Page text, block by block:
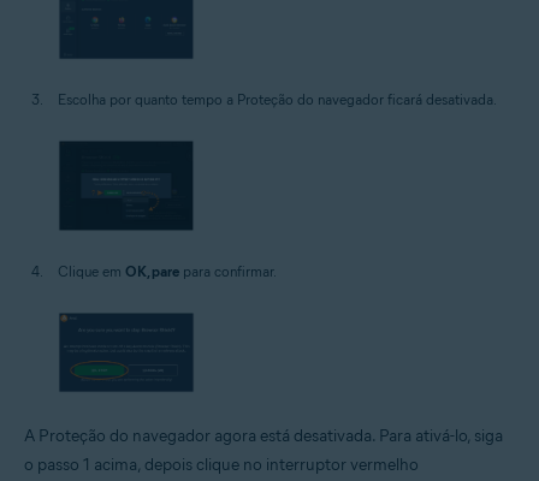
Escolha por quanto tempo a Proteção do navegador ficará desativada.
Clique em OK, pare para confirmar.
A Proteção do navegador agora está desativada. Para ativá-lo, siga
o passo 1 acima, depois clique no interruptor vermelho